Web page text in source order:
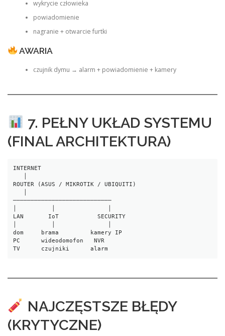
wykrycie człowieka
powiadomienie
nagranie + otwarcie furtki
AWARIA
czujnik dymu → alarm + powiadomienie + kamery
7. PEŁNY UKŁAD SYSTEMU
(FINAL ARCHITEKTURA)
INTERNET
ROUTER (ASUS / MIKROTIK / UBIQUITI)
────────────────────────────
LAN       IoT           SECURITY
dom     brama         kamery IP
PC      wideodomofon   NVR
TV      czujniki      alarm
NAJCZĘSTSZE BŁĘDY
(KRYTYCZNE)